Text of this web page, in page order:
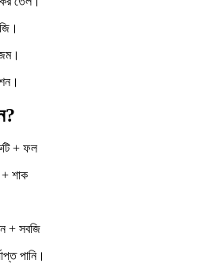
+ ফল
+ শাক
+ সবজি
পানি।